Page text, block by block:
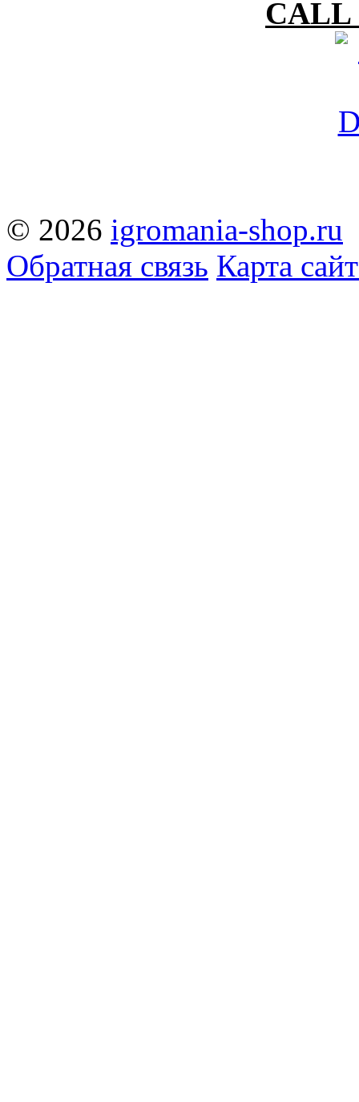
CALL
© 2026 igromania-shop.ru
Обратная связь Карта